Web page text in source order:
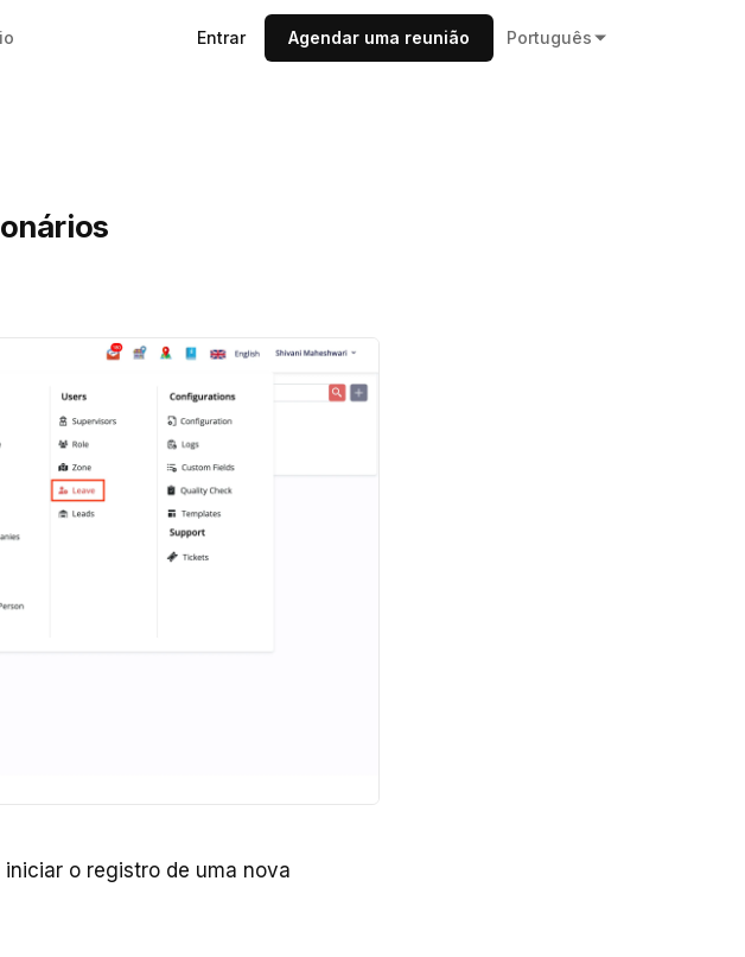
Entrar Agendar uma reunião Português
iniciar o registro de uma nova